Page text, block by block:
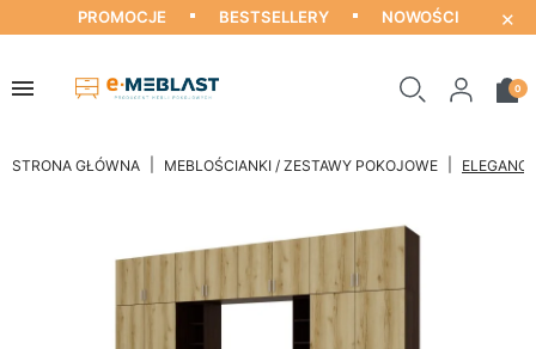
PROMOCJE BESTSELLERY NOWOŚCI ×
0
STRONA GŁÓWNA MEBLOŚCIANKI / ZESTAWY POKOJOWE